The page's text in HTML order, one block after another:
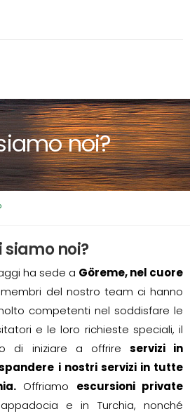
mobile menu
noi?
siamo noi?
ha sede a Göreme, nel cuore
del nostro team ci hanno
competenti nel soddisfare le
e le loro richieste speciali, il
di iniziare a offrire servizi in
i nostri servizi in tutte
Offriamo escursioni private
e in Turchia, nonché